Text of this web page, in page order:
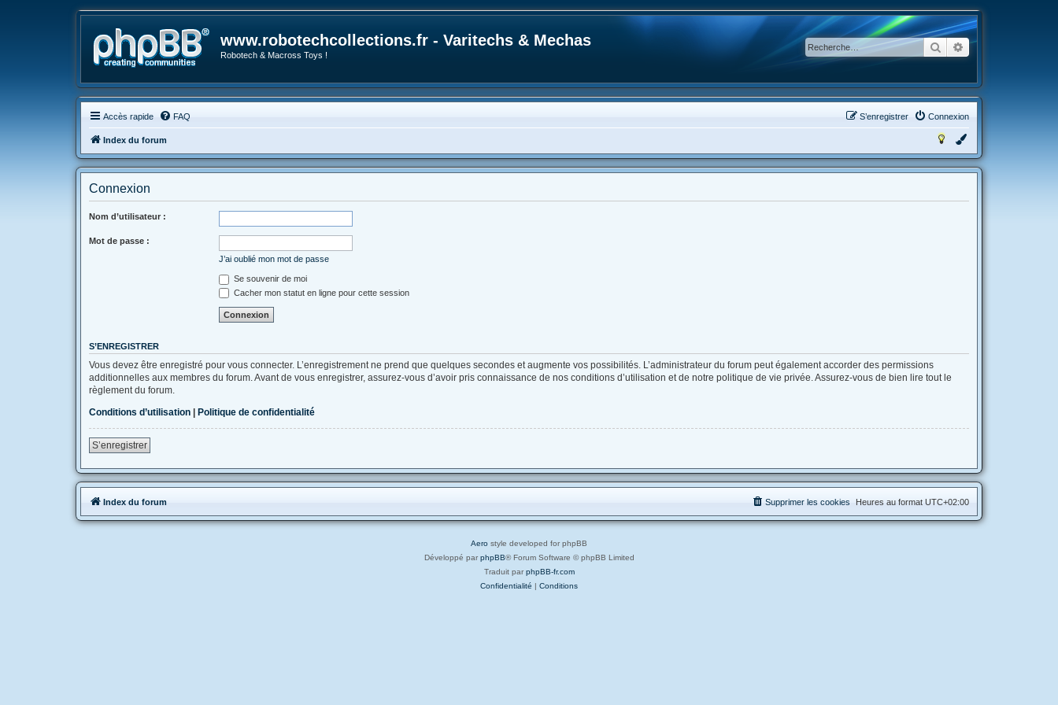
www.robotechcollections.fr - Varitechs & Mechas
Robotech & Macross Toys !
RechercherRecherche avancée
Accès rapide FAQ Connexion
S’enregistrer
Index du forum
Connexion
Nom d’utilisateur :
Mot de passe :
J’ai oublié mon mot de passe
Se souvenir de moi
Cacher mon statut en ligne pour cette session
S’ENREGISTRER
Vous devez être enregistré pour vous connecter. L’enregistrement ne prend que quelques secondes et augmente vos possibilités. L’administrateur du forum peut également accorder des permissions
additionnelles aux membres du forum. Avant de vous enregistrer, assurez-vous d’avoir pris connaissance de nos conditions d’utilisation et de notre politique de vie privée. Assurez-vous de bien lire tout le
règlement du forum.
Conditions d’utilisation | Politique de confidentialité
S’enregistrer
Index du forum Heures au format UTC+02:00
Supprimer les cookies
Aero style developed for phpBB
Développé par phpBB® Forum Software © phpBB Limited
Traduit par phpBB-fr.com
Confidentialité | Conditions